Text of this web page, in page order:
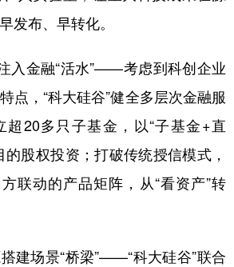
发布、早转化。
金融“活水”——考虑到科创企业
点，“科大硅谷”健全多层次金融服
超20多只子基金，以“子基金+直
股权投资；打破传统授信模式，
联动的产品矩阵，从“看资产”转
场景“桥梁”——“科大硅谷”联合